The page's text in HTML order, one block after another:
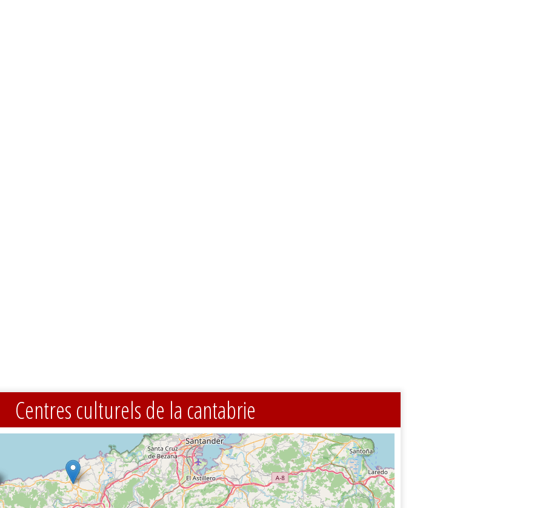
Centres culturels de la cantabrie